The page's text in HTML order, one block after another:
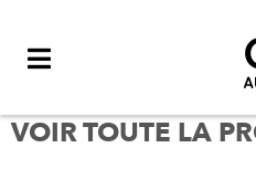
VOIR TOUTE LA